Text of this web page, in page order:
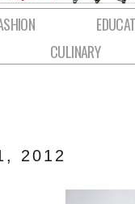
CULINARY
2012